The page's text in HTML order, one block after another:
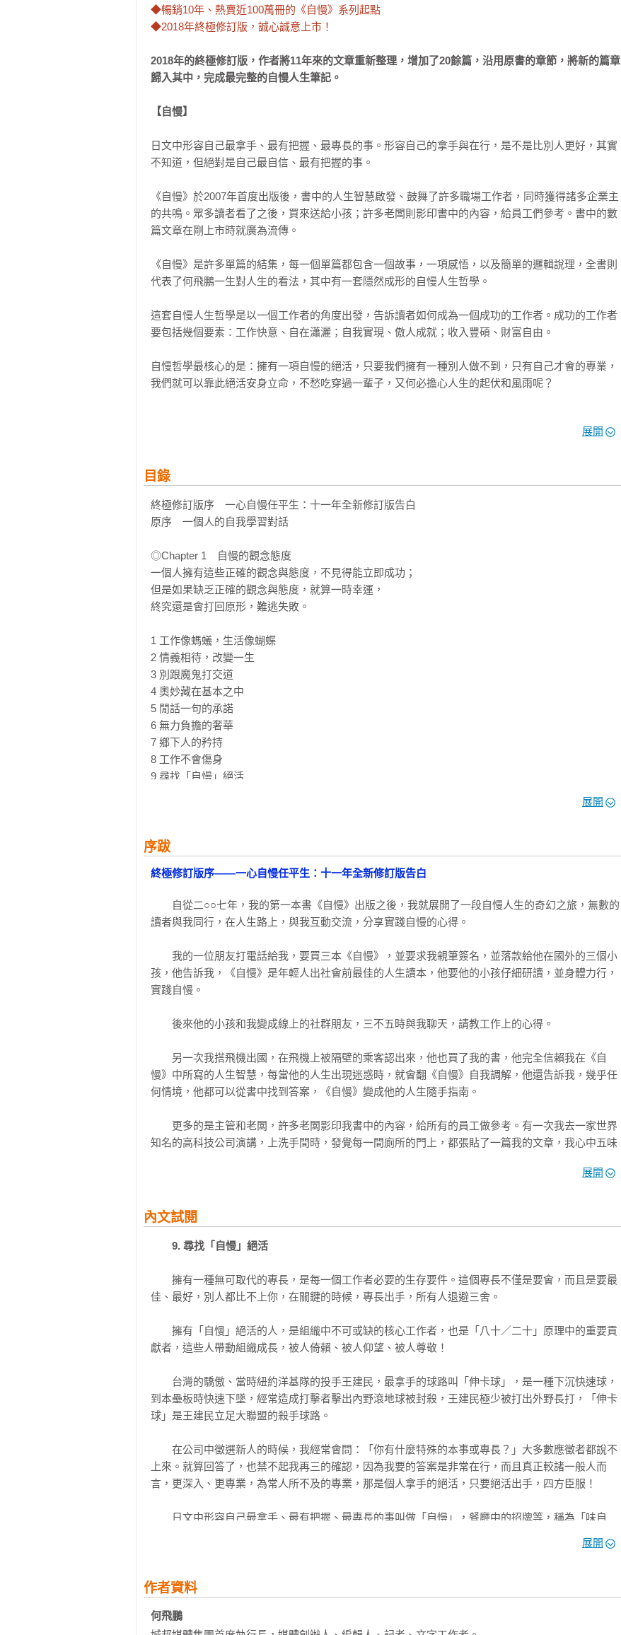
◆暢銷10年、熱賣近100萬冊的《自慢》系列起點
◆2018年終極修訂版，誠心誠意上市！
2018年的終極修訂版，作者將11年來的文章重新整理，增加了20餘篇，沿用原書的章節，將新的篇章
歸入其中，完成最完整的自慢人生筆記。
【自慢】
日文中形容自己最拿手、最有把握、最專長的事。形容自己的拿手與在行，是不是比別人更好，其實
不知道，但絕對是自己最自信、最有把握的事。
《自慢》於2007年首度出版後，書中的人生智慧啟發、鼓舞了許多職場工作者，同時獲得諸多企業主
的共鳴。眾多讀者看了之後，買來送給小孩；許多老闆則影印書中的內容，給員工們參考。書中的數
篇文章在剛上市時就廣為流傳。
《自慢》是許多單篇的結集，每一個單篇都包含一個故事，一項感悟，以及簡單的邏輯說理，全書則
代表了何飛鵬一生對人生的看法，其中有一套隱然成形的自慢人生哲學。
這套自慢人生哲學是以一個工作者的角度出發，告訴讀者如何成為一個成功的工作者。成功的工作者
要包括幾個要素：工作快意、自在瀟灑；自我實現、傲人成就；收入豐碩、財富自由。
自慢哲學最核心的是：擁有一項自慢的絕活，只要我們擁有一種別人做不到，只有自己才會的專業，
我們就可以靠此絕活安身立命，不愁吃穿過一輩子，又何必擔心人生的起伏和風雨呢？
法、職場關係，到生涯抉擇，每一篇都有真實的場景，真實的故事，真實的犯錯過程，也有真實的覺
展開
目錄
終極修訂版序　一心自慢任平生：十一年全新修訂版告白
原序　一個人的自我學習對話
◎Chapter 1　自慢的觀念態度
一個人擁有這些正確的觀念與態度，不見得能立即成功；
但是如果缺乏正確的觀念與態度，就算一時幸運，
終究還是會打回原形，難逃失敗。
1 工作像螞蟻，生活像蝴蝶
2 情義相待，改變一生
3 別跟魔鬼打交道
4 奧妙藏在基本之中
5 閒話一句的承諾
6 無力負擔的奢華
7 鄉下人的矜持
8 工作不會傷身
9 尋找「自慢」絕活
13 誠信：你的誠信值多少？
15 公平：人生是公平的
17 人與事之間的得失抉擇：為人厚道，處事精明
18 我愛真小人
◎Chapter 2　自慢的成長學習
無所不在的學習，描述了我一生的學習態度與方法。
21 貴人出現，小人走開
22 一點聰明一點癡
23 對不在方法，對在人
25 第一時間，勇敢面對
26 自殺以求生存
30 追根究柢的專業精神
32 熱情：瘋狂的熱情
34 學習：拿別人給的薪水，學自己的本事
經過不斷嘗試後，我自己找出許多工作的概念與方法，
這些想法是不是最好的，我不知道，
35 從複雜到簡單：工作成就基本原理
36 想清楚、寫下來、說出來
38 工作的加法邏輯
39 準時是經營的原點
40「好用」的人正當紅
42 如何成為學習型人才
46 該低頭時就低頭
47 問題歸類解析之法：不是敵人，便是朋友——橄欖球思考法
48 困境突破之法：自己要先走出路來
展開
序跋
終極修訂版序——一心自慢任平生：十一年全新修訂版告白
自從二○○七年，我的第一本書《自慢》出版之後，我就展開了一段自慢人生的奇幻之旅，無數的
讀者與我同行，在人生路上，與我互動交流，分享實踐自慢的心得。
我的一位朋友打電話給我，要買三本《自慢》，並要求我親筆簽名，並落款給他在國外的三個小
孩，他告訴我，《自慢》是年輕人出社會前最佳的人生讀本，他要他的小孩仔細研讀，並身體力行，
實踐自慢。
後來他的小孩和我變成線上的社群朋友，三不五時與我聊天，請教工作上的心得。
另一次我搭飛機出國，在飛機上被隔壁的乘客認出來，他也買了我的書，他完全信賴我在《自
慢》中所寫的人生智慧，每當他的人生出現迷惑時，就會翻《自慢》自我調解，他還告訴我，幾乎任
何情境，他都可以從書中找到答案，《自慢》變成他的人生隨手指南。
更多的是主管和老闆，許多老闆影印我書中的內容，給所有的員工做參考。有一次我去一家世界
知名的高科技公司演講，上洗手間時，發覺每一間廁所的門上，都張貼了一篇我的文章，我心中五味
我，他從書中得到啟發，從此改變人生的看法，走出艱難的困境……。
我常自我勉勵，只要我的書，有一個人因而改變，走上更寬廣的道路，我就心滿意足了，可是這
們同行，真好。
《自慢》雖是許多單篇的結集，每一個單篇都包含一個故事、一項感悟，以及簡單的邏輯說理，
這套自慢人生哲學是以一個工作者的角度出發，如何在工作者的角色扮演中，成為一個成功的工
作者。而成功的工作者要包括幾個要素：工作快意、自在瀟灑；自我實現、傲人成就；收入豐碩、財
我的自慢人生哲學包括四個同心圓，最內的圓圈是為人處世最基本的信念：誠信，人生一切都從
誠信開始。其次的第二個圓圈是核心觀念，包括三個價值：樂觀、熱忱、挑戰。每個人看人生一定要
要有熱忱去改變世界。每個人也要相信自己，能完成艱難的任務，對任何事都要勇於迎向挑戰。
自慢人生哲學的第三個圓圈是群己關係，著重的是個人與外界的互動，包含四個核心價值：本
本分是對自己的身分及地位的清楚掌握，知道什麼可做，什麼不能做，要知道自省，要知所進
退，這也是群己關係的基本態度。紀律則是在團隊中互動的基本態度，要遵守團隊的規則，要完成團
展開
內文試閱
9. 尋找「自慢」絕活
擁有一種無可取代的專長，是每一個工作者必要的生存要件。這個專長不僅是要會，而且是要最
佳、最好，別人都比不上你，在關鍵的時候，專長出手，所有人退避三舍。
擁有「自慢」絕活的人，是組織中不可或缺的核心工作者，也是「八十／二十」原理中的重要貢
獻者，這些人帶動組織成長，被人倚賴、被人仰望、被人尊敬！
台灣的驕傲、當時紐約洋基隊的投手王建民，最拿手的球路叫「伸卡球」，是一種下沉快速球，
到本壘板時快速下墜，經常造成打擊者擊出內野滾地球被封殺，王建民極少被打出外野長打，「伸卡
球」是王建民立足大聯盟的殺手球路。
在公司中徵選新人的時候，我經常會問：「你有什麼特殊的本事或專長？」大多數應徵者都說不
上來。就算回答了，也禁不起我再三的確認，因為我要的答案是非常在行，而且真正較諸一般人而
言，更深入、更專業，為常人所不及的專業，那是個人拿手的絕活，只要絕活出手，四方臣服！
日文中形容自己最拿手、最有把握、最專長的事叫做「自慢」，餐廳中的招牌等，稱為「味自
擁有自己最有把握的自慢絕活，是每一個工作者都必須具備的條件。當我在徵選新人時，我要用
升誰？當然是那個擁有自慢絕活，而那個條件又是未來當主管時會用得著的能力！
展開
作者資料
何飛鵬